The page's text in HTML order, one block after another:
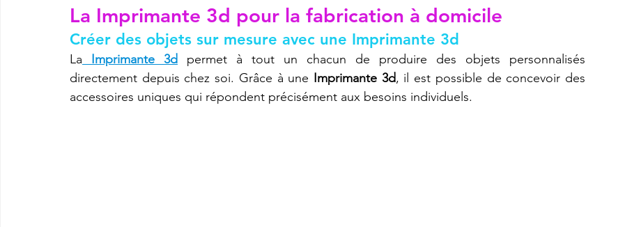
imprimante3d Creality K2 plus combo Imprimante 3d prix Refaire une pièce imprimante 3D K2 Plus Combo
CREALITY SPARKX i7 Color Combo SNAPMAKER U1
La Imprimante 3d pour la fabrication à domicile
Créer des objets sur mesure avec une Imprimante 3d
La Imprimante 3d permet à tout un chacun de produire des objets personnalisés
directement depuis chez soi. Grâce à une Imprimante 3d, il est possible de concevoir des
accessoires uniques qui répondent précisément aux besoins individuels.